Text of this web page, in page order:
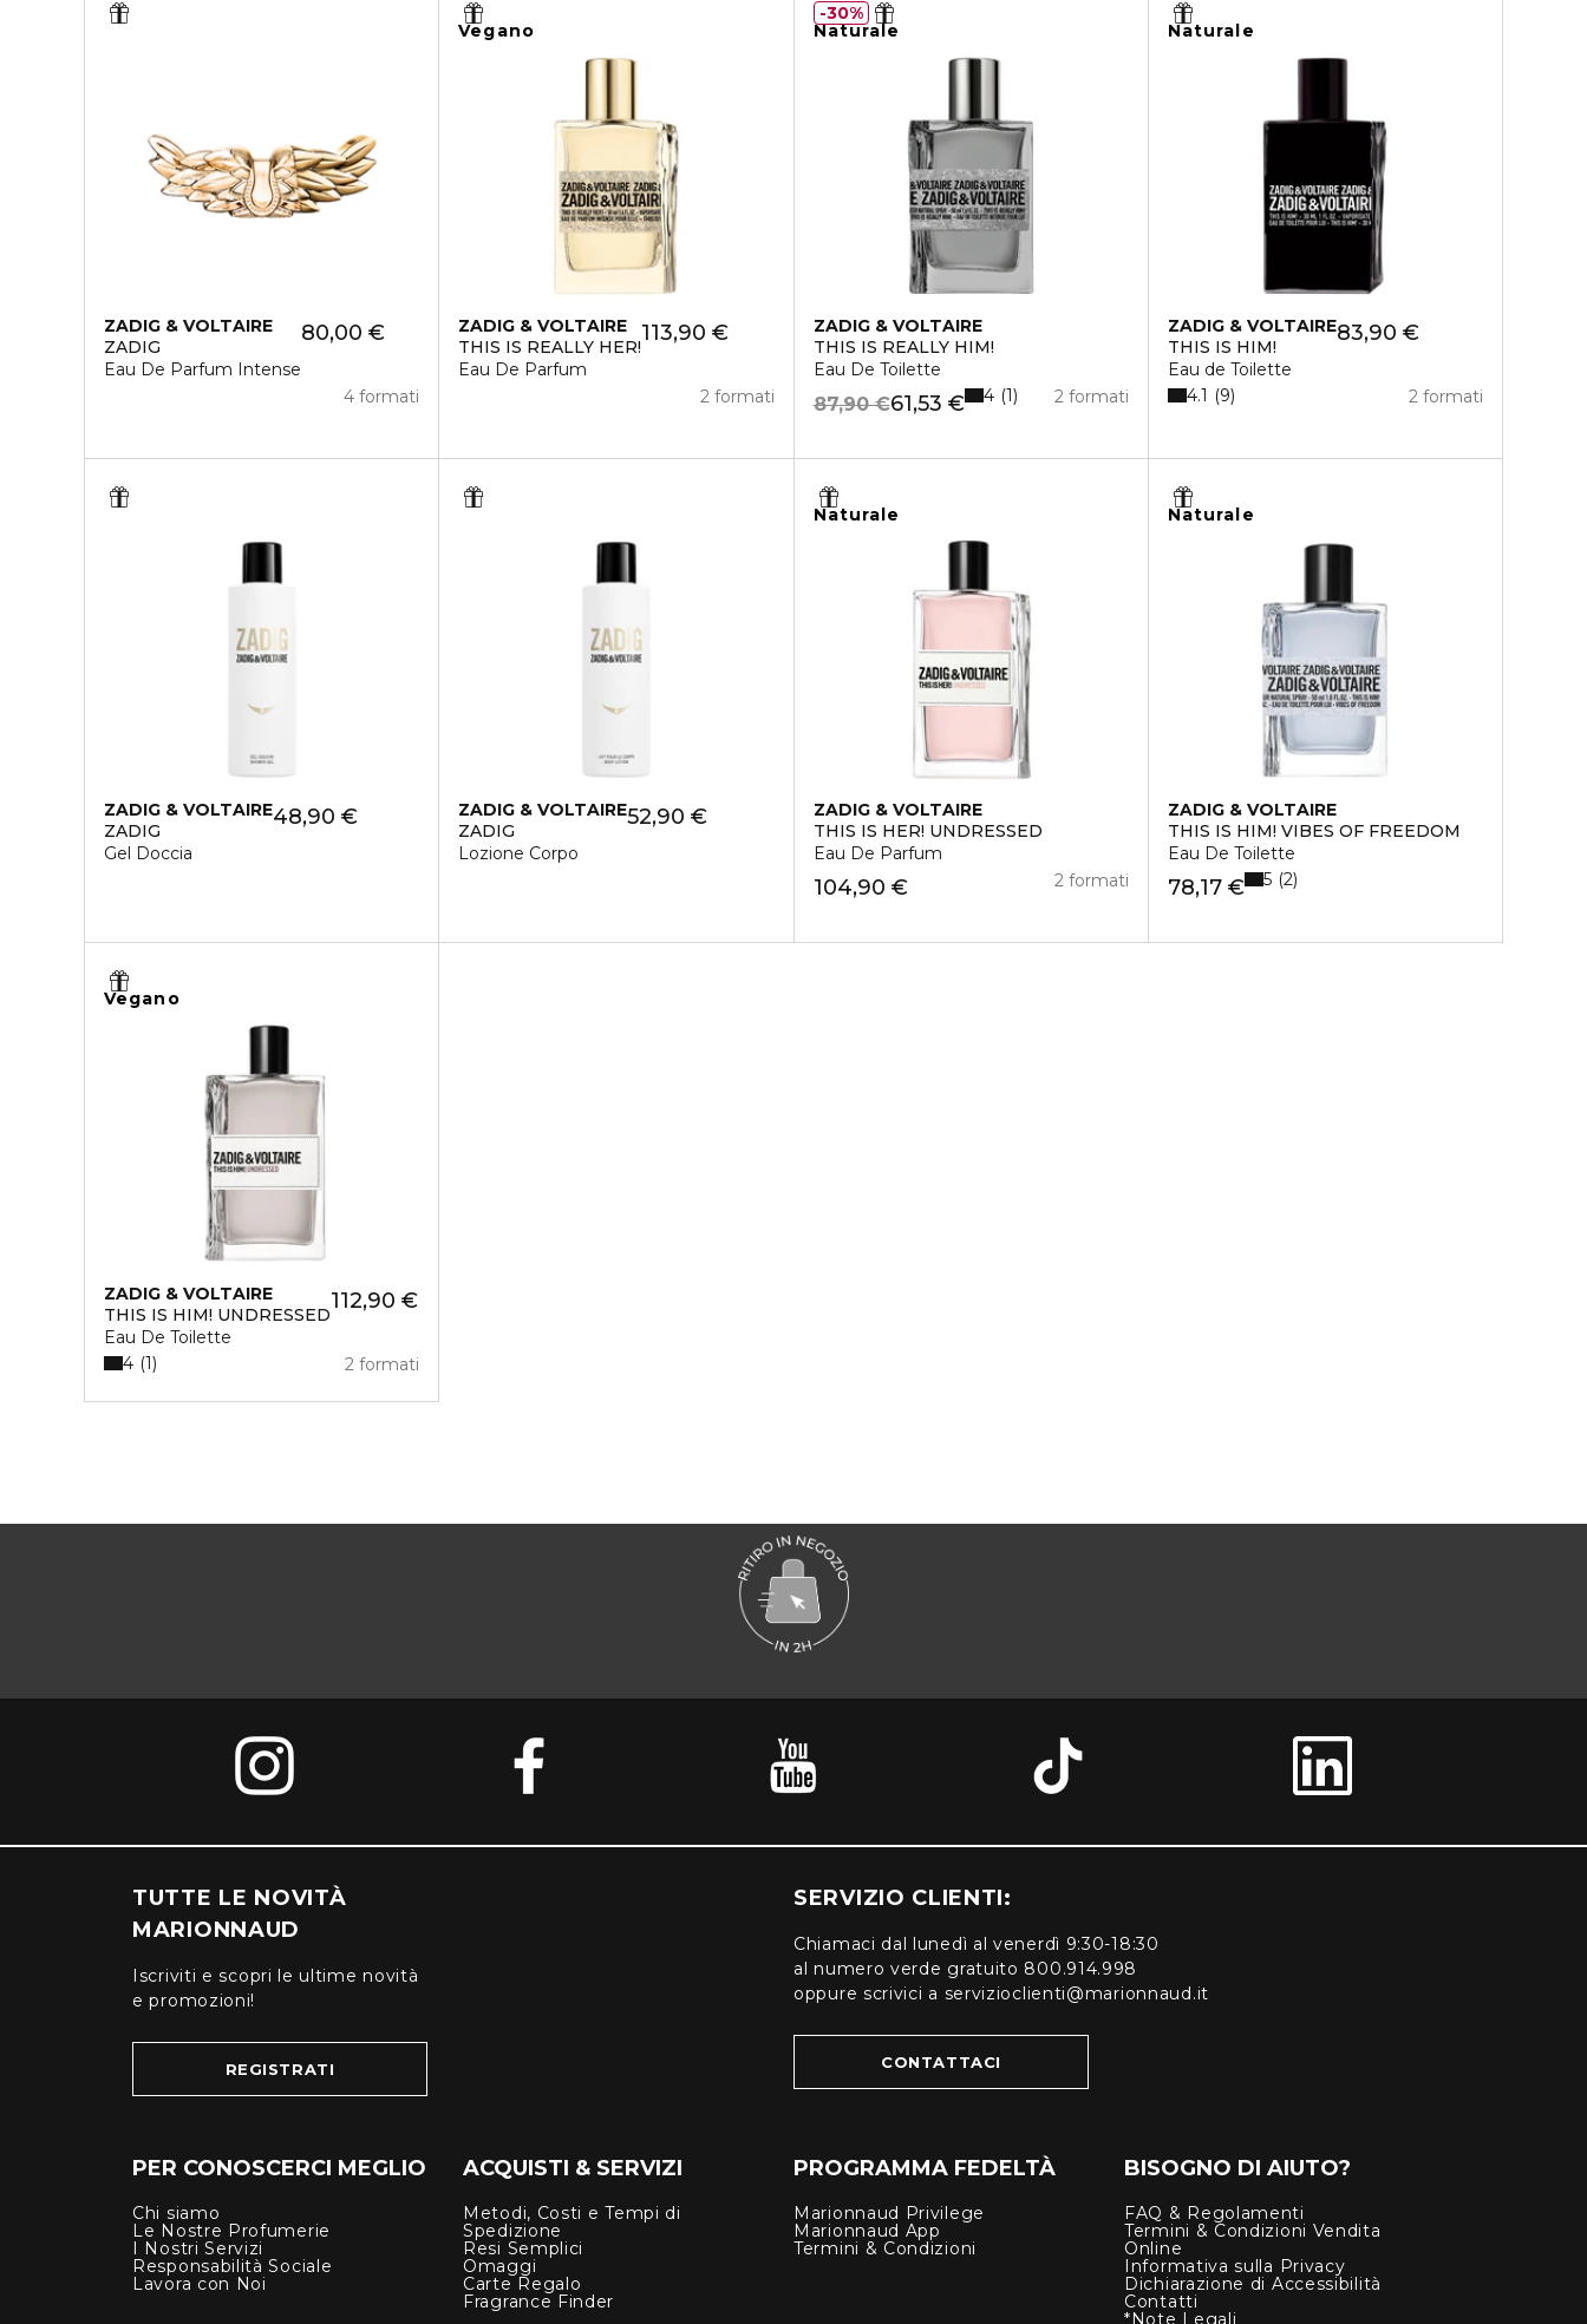
ZADIG & VOLTAIRE
ZADIG
Eau De Parfum Intense
80,00 €
4 formati
Vegano
ZADIG & VOLTAIRE
THIS IS REALLY HER!
Eau De Parfum
113,90 €
2 formati
Naturale
ZADIG & VOLTAIRE
THIS IS REALLY HIM!
Eau De Toilette
61,53 €
87,90 € 2 formati
4 1
30%
Naturale
ZADIG & VOLTAIRE
THIS IS HIM!
Eau de Toilette
83,90 €
2 formati
4.1 9
ZADIG & VOLTAIRE
ZADIG
Gel Doccia
48,90 €
ZADIG & VOLTAIRE
ZADIG
Lozione Corpo
52,90 €
Naturale
ZADIG & VOLTAIRE
THIS IS HER! UNDRESSED
Eau De Parfum
104,90 € 2 formati
Naturale
ZADIG & VOLTAIRE
THIS IS HIM! VIBES OF FREEDOM
Eau De Toilette
78,17 € 5 2
Vegano
ZADIG & VOLTAIRE
THIS IS HIM! UNDRESSED
Eau De Toilette
112,90 €
2 formati
4 1
TUTTE LE NOVITÀ
MARIONNAUD
Iscriviti e scopri le ultime novità
e promozioni!
REGISTRATI
SERVIZIO CLIENTI:
Chiamaci dal lunedì al venerdì 9:30-18:30
al numero verde gratuito 800.914.998
oppure scrivici a servizioclienti@marionnaud.it
CONTATTACI
PER CONOSCERCI MEGLIO
Chi siamo
Le Nostre Profumerie
I Nostri Servizi
Responsabilità Sociale
Lavora con Noi
ACQUISTI & SERVIZI
Metodi, Costi e Tempi di
Spedizione
Resi Semplici
Omaggi
Carte Regalo
Fragrance Finder
PROGRAMMA FEDELTÀ
Marionnaud Privilege
Marionnaud App
Termini & Condizioni
BISOGNO DI AIUTO?
FAQ & Regolamenti
Termini & Condizioni Vendita
Online
Informativa sulla Privacy
Dichiarazione di Accessibilità
Contatti
*Note Legali